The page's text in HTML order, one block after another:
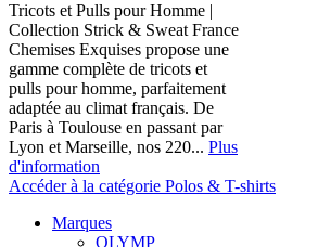
Tricots et Pulls pour Homme |
Collection Strick & Sweat France
Chemises Exquises propose une
gamme complète de tricots et
pulls pour homme, parfaitement
adaptée au climat français. De
Paris à Toulouse en passant par
Lyon et Marseille, nos 220... Plus
d'information
Accéder à la catégorie Polos & T-shirts
Marques
OLYMP